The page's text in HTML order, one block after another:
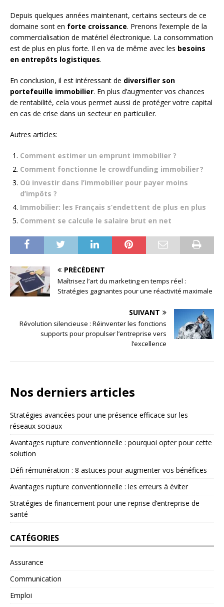
Depuis quelques années maintenant, certains secteurs de ce
domaine sont en forte croissance. Prenons l’exemple de la
commercialisation de matériel électronique. La consommation
est de plus en plus forte. Il en va de même avec les besoins
en entrepôts logistiques.
En conclusion, il est intéressant de diversifier son
portefeuille immobilier. En plus d’augmenter vos chances
de rentabilité, cela vous permet aussi de protéger votre capital
en cas de crise dans un secteur en particulier.
Autres articles:
Comment estimer un emprunt immobilier ?
Comment fonctionne le crowdfunding immobilier ?
Où investir dans l’immobilier pour payer moins
d’impôts ?
Immobilier: les Français s’endettent de plus en plus
Comment se calcule le salaire brut en net
PRÉCÉDENT
Maîtrisez l’art du marketing en temps réel :
Stratégies gagnantes pour une réactivité maximale
SUIVANT
Révolution silencieuse : Réinventer les fonctions
supports pour propulser l’entreprise vers
l’excellence
Nos derniers articles
Stratégies avancées pour une présence efficace sur les
réseaux sociaux
Avantages rupture conventionnelle : pourquoi opter pour cette
solution
Défi rémunération : 8 astuces pour augmenter vos bénéfices
Avantages rupture conventionnelle : les erreurs à éviter
Stratégies de financement pour une reprise d’entreprise de
santé
CATÉGORIES
Assurance
Communication
Emploi